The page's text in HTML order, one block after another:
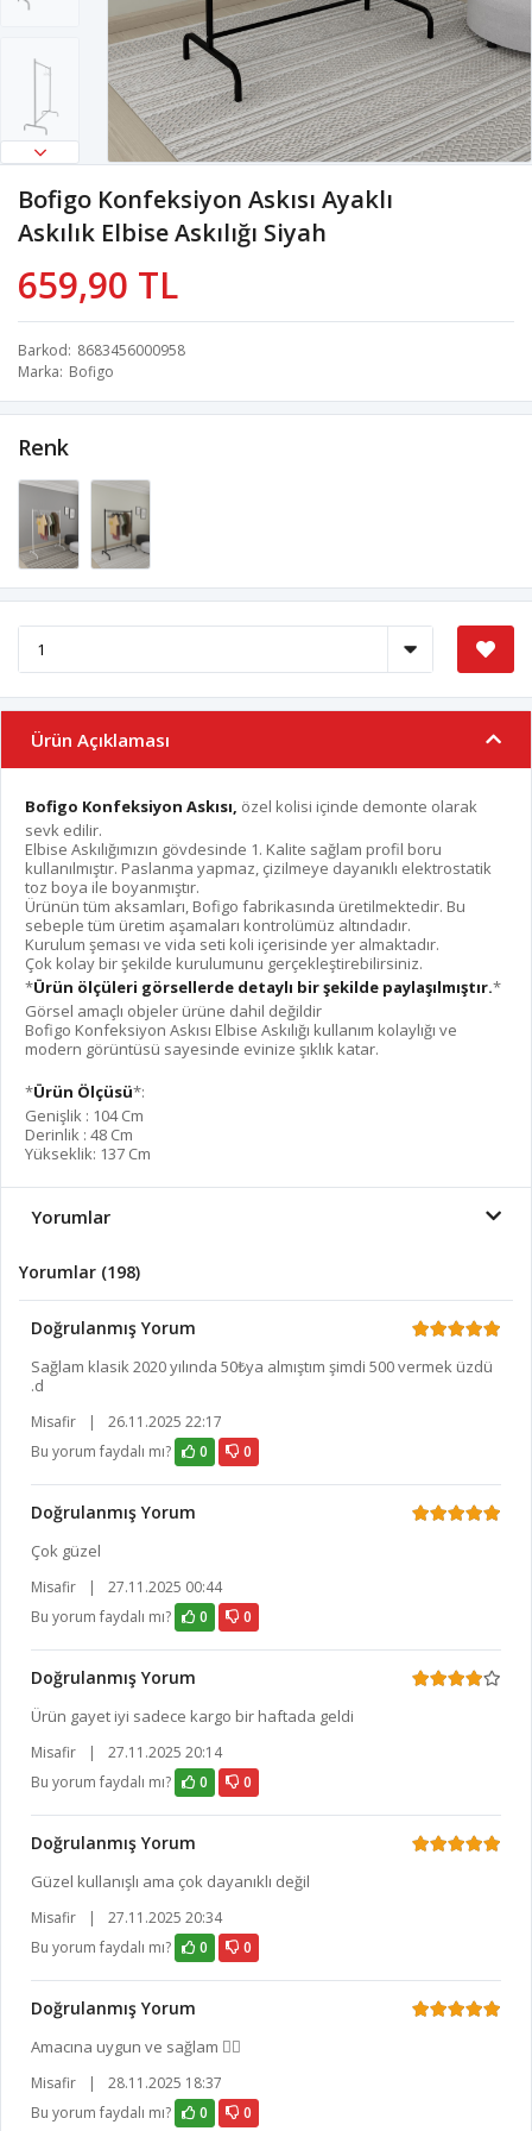
Bofigo Konfeksiyon Askısı Ayaklı
Askılık Elbise Askılığı Siyah
659,90 TL
Barkod 8683456000958
Marka Bofigo
Renk
Ürün Açıklaması
Bofigo Konfeksiyon Askısı, özel kolisi içinde demonte olarak
sevk edilir.
Elbise Askılığımızın gövdesinde 1. Kalite sağlam profil boru
kullanılmıştır. Paslanma yapmaz, çizilmeye dayanıklı elektrostatik
toz boya ile boyanmıştır.
Ürünün tüm aksamları, Bofigo fabrikasında üretilmektedir. Bu
sebeple tüm üretim aşamaları kontrolümüz altındadır.
Kurulum şeması ve vida seti koli içerisinde yer almaktadır.
Çok kolay bir şekilde kurulumunu gerçekleştirebilirsiniz.
*Ürün ölçüleri görsellerde detaylı bir şekilde paylaşılmıştır.*
Görsel amaçlı objeler ürüne dahil değildir
Bofigo Konfeksiyon Askısı Elbise Askılığı kullanım kolaylığı ve
modern görüntüsü sayesinde evinize şıklık katar.
*Ürün Ölçüsü*:
Genişlik : 104 Cm
Derinlik : 48 Cm
Yükseklik: 137 Cm
Yorumlar
Yorumlar (198)
Doğrulanmış Yorum
Sağlam klasik 2020 yılında 50₺ya almıştım şimdi 500 vermek üzdü
.d
Misafir |
26.11.2025 22:17
Bu yorum faydalı mı?
0 0
Doğrulanmış Yorum
Çok güzel
Misafir |
27.11.2025 00:44
Bu yorum faydalı mı?
0 0
Doğrulanmış Yorum
Ürün gayet iyi sadece kargo bir haftada geldi
Misafir |
27.11.2025 20:14
Bu yorum faydalı mı?
0 0
Doğrulanmış Yorum
Güzel kullanışlı ama çok dayanıklı değil
Misafir |
27.11.2025 20:34
Bu yorum faydalı mı?
0 0
Doğrulanmış Yorum
Amacına uygun ve sağlam 👍🏻
Misafir |
28.11.2025 18:37
Bu yorum faydalı mı?
0 0